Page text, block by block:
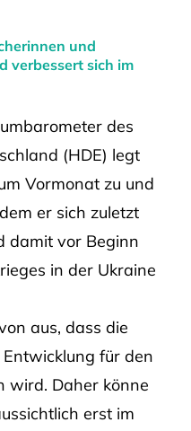
und
verbessert sich im
des
(HDE) legt
Vormonat zu und
er sich zuletzt
damit vor Beginn
in der Ukraine
aus, dass die
für den
wird. Daher könne
erst im